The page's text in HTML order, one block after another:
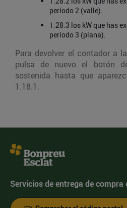
período 2 (valle).
1.28.3 los kW que has
período 3 (plana).
Para devolver el contador a
pulsa de nuevo el botón
sostenida hasta que
1.18.1.
Servicios de entrega de compra